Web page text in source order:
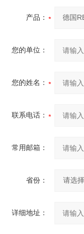
产品：
您的单位：
您的姓名：
联系电话：
常用邮箱：
省份：
详细地址：